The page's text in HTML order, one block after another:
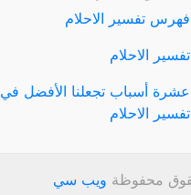
فهرس تفسير الاحلام
تفسير الاحلام
عشرة أسباب تجعلنا الأفضل في
تفسير الاحلام
ويب سي